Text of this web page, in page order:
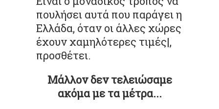
πουλήσει αυτά που παράγει η
Ελλάδα, όταν οι άλλες χώρες
έχουν χαμηλότερες τιμές|,
προσθέτει.
Μάλλον δεν τελειώσαμε
ακόμα με τα μέτρα...